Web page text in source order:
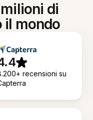
di
il mondo
recensioni su